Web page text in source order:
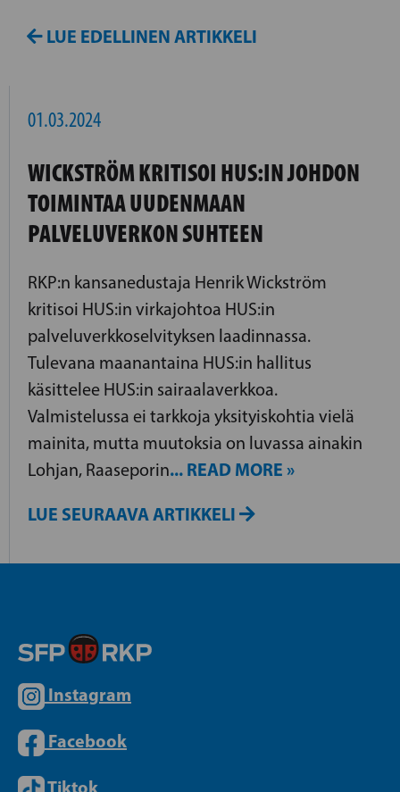
LUE EDELLINEN ARTIKKELI
01.03.2024
WICKSTRÖM KRITISOI HUS:IN JOHDON
TOIMINTAA UUDENMAAN
PALVELUVERKON SUHTEEN
RKP:n kansanedustaja Henrik Wickström
kritisoi HUS:in virkajohtoa HUS:in
palveluverkkoselvityksen laadinnassa.
Tulevana maanantaina HUS:in hallitus
käsittelee HUS:in sairaalaverkkoa.
Valmistelussa ei tarkkoja yksityiskohtia vielä
mainita, mutta muutoksia on luvassa ainakin
Lohjan, Raaseporin... READ MORE »
LUE SEURAAVA ARTIKKELI
Instagram
Facebook
Tiktok